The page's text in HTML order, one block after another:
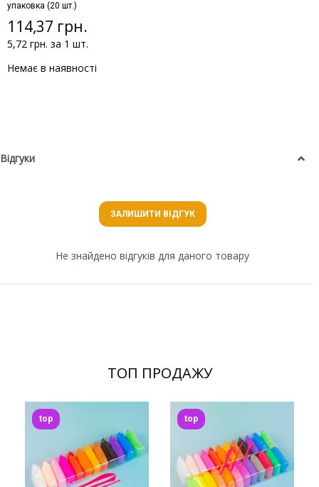
упаковка (20 шт.)
114,37 грн.
5,72 грн. за 1 шт.
Немає в наявності
Відгуки
ЗАЛИШИТИ ВІДГУК
Не знайдено відгуків для даного товару
ТОП ПРОДАЖУ
top top